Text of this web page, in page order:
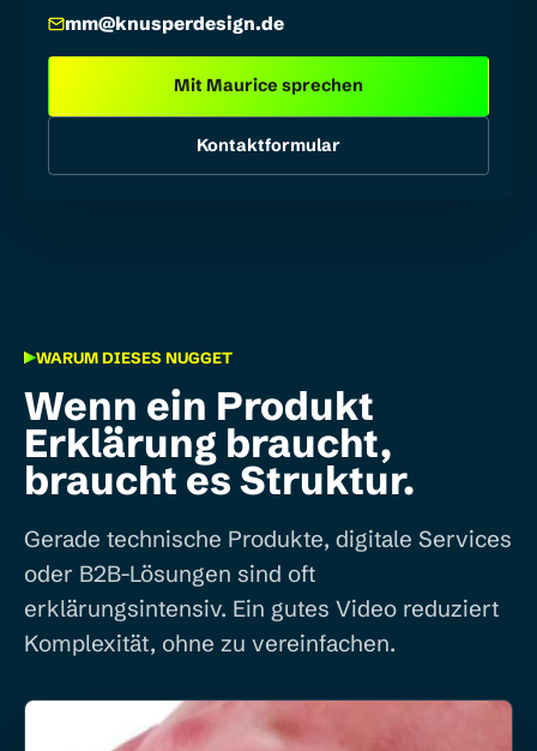
mm@knusperdesign.de
Mit Maurice sprechen
Kontaktformular
WARUM DIESES NUGGET
Wenn ein Produkt
Erklärung braucht,
braucht es Struktur.
Gerade technische Produkte, digitale Services
oder B2B-Lösungen sind oft
erklärungsintensiv. Ein gutes Video reduziert
Komplexität, ohne zu vereinfachen.